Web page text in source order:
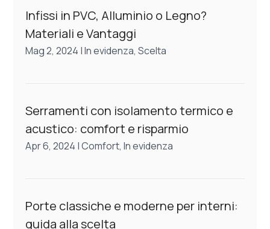
Infissi in PVC, Alluminio o Legno?
Materiali e Vantaggi
Mag 2, 2024 |In evidenza,Scelta
Serramenti con isolamento termico e
acustico: comfort e risparmio
Apr 6, 2024 |Comfort,In evidenza
Porte classiche e moderne per interni:
guida alla scelta